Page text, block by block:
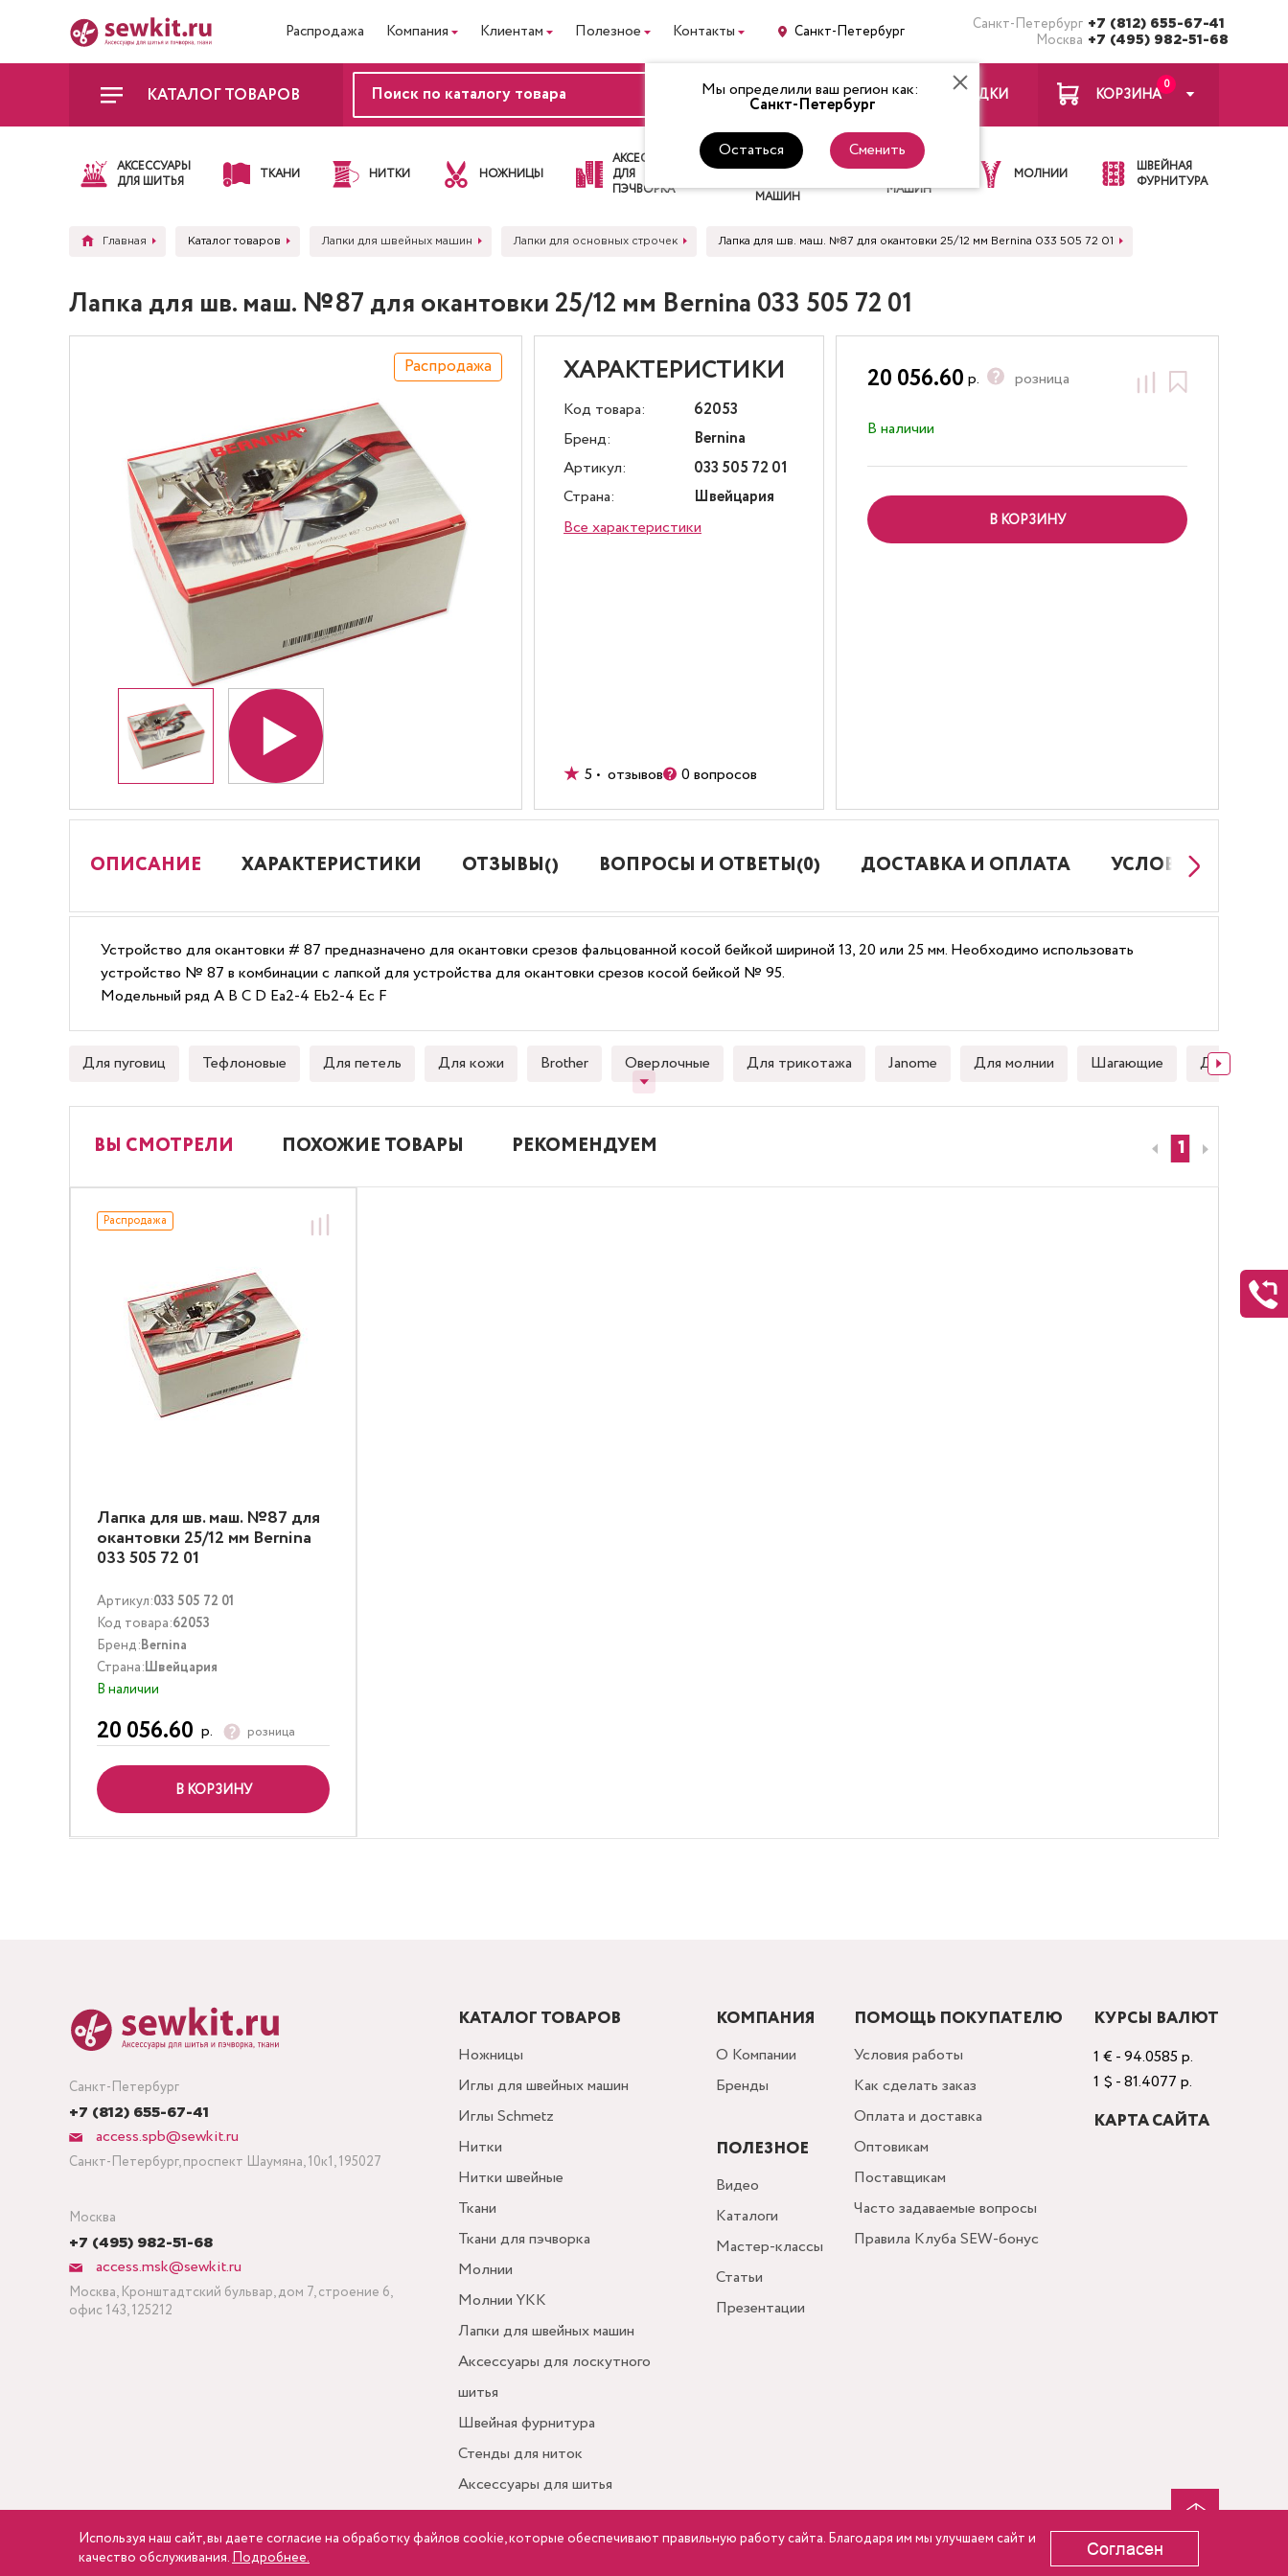
Распродажа Компания Клиентам Полезное Контакты Санкт-Петербург Санкт-Петербург +7 (812) 655-67-41
Москва +7 (495) 982-51-68
Мы определили ваш регион как:
Санкт-Петербург
Остаться Сменить
КАТАЛОГ ТОВАРОВ ВХОД ЗАКЛАДКИ
0
КОРЗИНА
АКСЕССУАРЫ
ДЛЯ ШИТЬЯ
ТКАНИ НИТКИ НОЖНИЦЫ
АКСЕССУАРЫ
ДЛЯ
ПЭЧВОРКА
ЛАПКИ
ДЛЯ
МАШИН
ИГЛЫ ДЛЯ
ШВЕЙНЫХ
МАШИН
МОЛНИИ
ШВЕЙНАЯ
ФУРНИТУРА
Главная Каталог товаров Лапки для швейных машин Лапки для основных строчек Лапка для шв. маш. №87 для окантовки 25/12 мм Bernina 033 505 72 01
Лапка для шв. маш. №87 для окантовки 25/12 мм Bernina 033 505 72 01
Распродажа ХАРАКТЕРИСТИКИ
Код товара:
62053
Бренд:
Bernina
Артикул:
033 505 72 01
Страна:
Швейцария
Все характеристики
5 • отзывов 0 вопросов
20 056.60 р. розница
В наличии
В КОРЗИНУ
ОПИСАНИЕ ХАРАКТЕРИСТИКИ ОТЗЫВЫ() ВОПРОСЫ И ОТВЕТЫ(0) ДОСТАВКА И ОПЛАТА УСЛОВИЯ РАБОТЫ
Устройство для окантовки # 87 предназначено для окантовки срезов фальцованной косой бейкой шириной 13, 20 или 25 мм. Необходимо использовать
устройство № 87 в комбинации с лапкой для устройства для окантовки срезов косой бейкой № 95.
Модельный ряд A B C D Ea2-4 Eb2-4 Ec F
Для пуговиц Тефлоновые Для петель Для кожи Brother Оверлочные Для трикотажа Janome Для молнии Шагающие Для стежки
ВЫ СМОТРЕЛИ ПОХОЖИЕ ТОВАРЫ РЕКОМЕНДУЕМ
Распродажа
Лапка для шв. маш. №87 для
окантовки 25/12 мм Bernina
033 505 72 01
Артикул:033 505 72 01
Код товара:62053
Бренд:Bernina
Страна:Швейцария
В наличии
20 056.60 р. розница
В КОРЗИНУ
1
Санкт-Петербург
+7 (812) 655-67-41
access.spb@sewkit.ru
Санкт-Петербург, проспект Шаумяна, 10к1, 195027
Москва
+7 (495) 982-51-68
access.msk@sewkit.ru
Москва, Кронштадтский бульвар, дом 7, строение 6,
офис 143, 125212
КАТАЛОГ ТОВАРОВ
Ножницы
Иглы для швейных машин
Иглы Schmetz
Нитки
Нитки швейные
Ткани
Ткани для пэчворка
Молнии
Молнии YKK
Лапки для швейных машин
Аксессуары для лоскутного
шитья
Швейная фурнитура
Стенды для ниток
Аксессуары для шитья
КОМПАНИЯ
О Компании
Бренды
ПОЛЕЗНОЕ
Видео
Каталоги
Мастер-классы
Статьи
Презентации
ПОМОЩЬ ПОКУПАТЕЛЮ
Условия работы
Как сделать заказ
Оплата и доставка
Оптовикам
Поставщикам
Часто задаваемые вопросы
Правила Клуба SEW-бонус
КУРСЫ ВАЛЮТ
1 € - 94.0585 р.
1 $ - 81.4077 р.
КАРТА САЙТА
Copyright © 1995-2026 SEWKIT.RU ПОДПИСАТЬСЯ НА НОВОСТИ
Используя наш сайт, вы даете согласие на обработку файлов cookie, которые обеспечивают правильную работу сайта. Благодаря им мы улучшаем сайт и
качество обслуживания.Подробнее. Согласен